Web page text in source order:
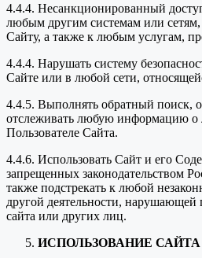
4.4.4. Несанкционированный
любым другим системам или
Сайту, а также к любым услугам,
4.4.4. Нарушать систему
Сайте или в любой сети,
4.4.5. Выполнять обратный поиск,
отслеживать любую информацию
Пользователе Сайта.
4.4.6. Использовать Сайт и его
запрещенных законодательством
также подстрекать к любой
другой деятельности,
сайта или других лиц.
ИСПОЛЬЗОВАНИЕ САЙТА